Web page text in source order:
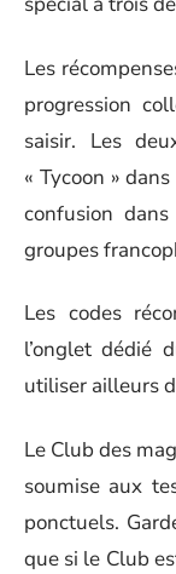
Les
progression
saisir. Les
« Tycoon »
confusion
groupes
Les codes
l’onglet dédié
utiliser ailleurs
Le Club des
soumise aux
ponctuels.
que si le Club